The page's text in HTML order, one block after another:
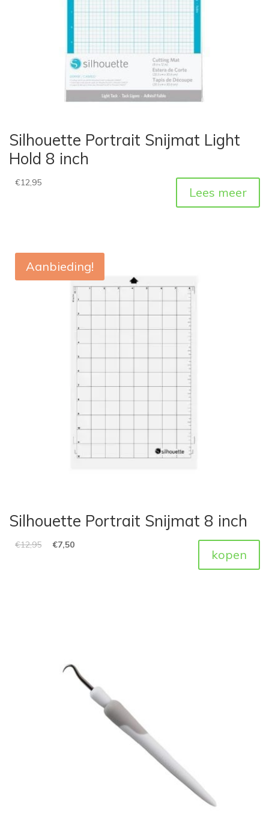
Silhouette Portrait Snijmat Light
Hold 8 inch
€12,95
Lees meer
Aanbieding!
Silhouette Portrait Snijmat 8 inch
€12,95 €7,50
kopen